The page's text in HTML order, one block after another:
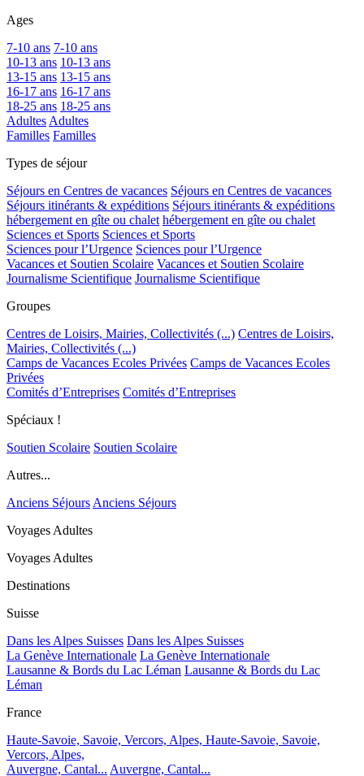
Ages
7-10 ans 7-10 ans
10-13 ans 10-13 ans
13-15 ans 13-15 ans
16-17 ans 16-17 ans
18-25 ans 18-25 ans
Adultes Adultes
Familles Familles
Types de séjour
Séjours en Centres de vacances Séjours en Centres de vacances
Séjours itinérants & expéditions Séjours itinérants & expéditions
hébergement en gîte ou chalet hébergement en gîte ou chalet
Sciences et Sports Sciences et Sports
Sciences pour l’Urgence Sciences pour l’Urgence
Vacances et Soutien Scolaire Vacances et Soutien Scolaire
Journalisme Scientifique Journalisme Scientifique
Groupes
Centres de Loisirs, Mairies, Collectivités (...) Centres de Loisirs,
Mairies, Collectivités (...)
Camps de Vacances Ecoles Privées Camps de Vacances Ecoles
Privées
Comités d’Entreprises Comités d’Entreprises
Spéciaux !
Soutien Scolaire Soutien Scolaire
Autres...
Anciens Séjours Anciens Séjours
Voyages Adultes
Voyages Adultes
Destinations
Suisse
Dans les Alpes Suisses Dans les Alpes Suisses
La Genève Internationale La Genève Internationale
Lausanne & Bords du Lac Léman Lausanne & Bords du Lac
Léman
France
Haute-Savoie, Savoie, Vercors, Alpes, Haute-Savoie, Savoie,
Vercors, Alpes,
Auvergne, Cantal... Auvergne, Cantal...